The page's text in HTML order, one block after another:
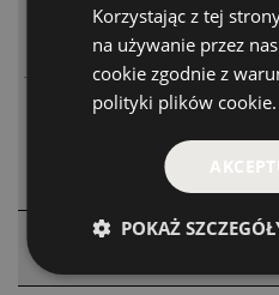
CENA
Bob PSTRĄG
52.00 PLN -
PRODUKTY
Korzystając z tej
na używanie przez
cookie zgodnie z
polityki plików cookie.
POKAŻ